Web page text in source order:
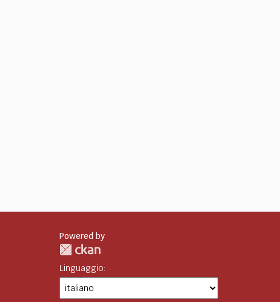
Powered by
Linguaggio